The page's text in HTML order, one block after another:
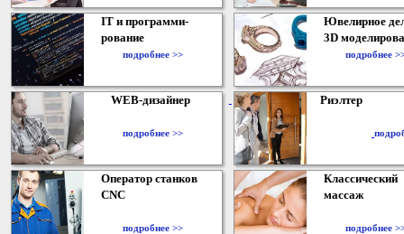
IT и программи-
рование
подробнее >>
Ювелирное
3D
подробнее
WEB-дизайнер
подробнее >>
Риэлтер
Оператор станков
CNC
подробнее >>
Классический
массаж
подробнее